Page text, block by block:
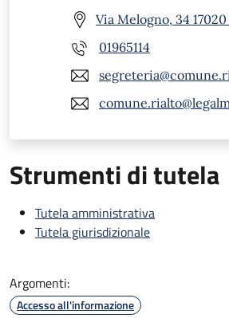
Via Melogno, 34
01965114
Strumenti di tutela
Tutela amministrativa
Tutela giurisdizionale
Argomenti:
Accesso all'informazione